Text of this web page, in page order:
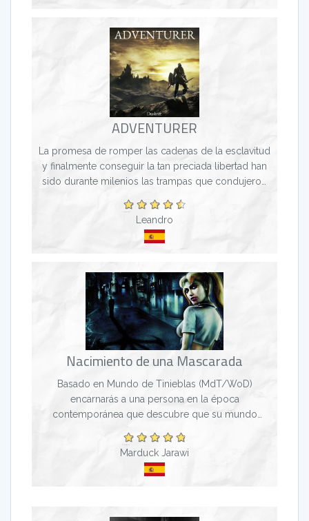
ADVENTURER
La promesa de romper las cadenas de la esclavitud
y finalmente conseguir la tan preciada libertad han
sido durante milenios las trampas que condujeron
Leandro
Nacimiento de una Mascarada
Basado en Mundo de Tinieblas (MdT/WoD)
encarnarás a una persona en la época
contemporánea que descubre que su mundo
Habrá misterio, magia, seres sobrenatu...
Marduck Jarawi